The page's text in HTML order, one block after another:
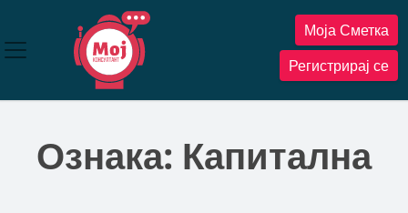
содржината
Моја Сметка
Регистрирај се
Ознака: Капитална